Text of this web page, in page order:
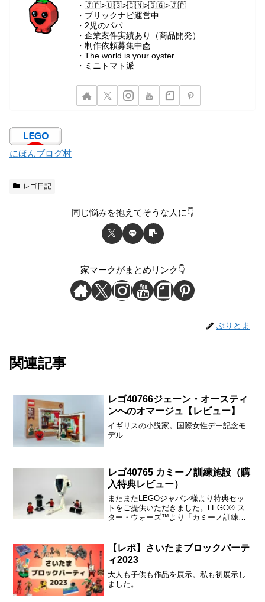
・🇯🇵>🇺🇸>🇨🇳>🇸🇬>🇯🇵
・ブリックナビ運営中
・2児のパパ
・企業案件実績あり（商品開発）
・制作依頼募集中📩
・The world is your oyster
・ミニトマト派
にほんブログ村
レゴ日記
同じ悩みを抱えてそうな人に👇
家マークがまとめリンク👇
ぶりとま
関連記事
レゴ40766ジェーン・オースティ
ンへのオマージュ【レビュー】
イギリスの小説家。国際女性デー記念モ
デル
レゴ40765 カミーノ訓練施設（購
入特典レビュー）
またまたLEGOジャパン様より特典セッ
トをご提供いただきました。LEGO® ス
ター・ウォーズ™より「カミーノ訓練施
公式オンラインストアでLEGO® スタ
ー・...
【レポ】さいたまブロックパーテ
ィ2023
大人も子供も作品を展示。私も初展示し
ました。